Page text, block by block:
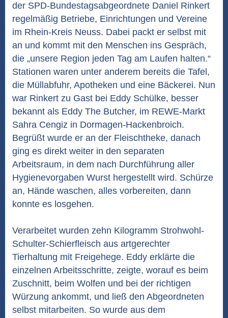
der SPD-Bundestagsabgeordnete Daniel Rinkert
regelmäßig Betriebe, Einrichtungen und Vereine
im Rhein-Kreis Neuss. Dabei packt er selbst mit
an und kommt mit den Menschen ins Gespräch,
die „unsere Region jeden Tag am Laufen halten.“
Stationen waren unter anderem bereits die Tafel,
die Müllabfuhr, Apotheken und eine Bäckerei. Nun
war Rinkert zu Gast bei Eddy Schülke, besser
bekannt als Eddy The Butcher, im REWE-Markt
Sahra Cengiz in Dormagen-Hackenbroich.
Begrüßt wurde er an der Fleischtheke, danach
ging es direkt weiter in den separaten
Arbeitsraum, in dem nach Durchführung aller
Hygienevorgaben Wurst hergestellt wird. Schürze
an, Hände waschen, alles vorbereiten, dann
konnte es losgehen.
Verarbeitet wurden zehn Kilogramm Strohwohl-
Schulter-Schierfleisch aus artgerechter
Tierhaltung mit Freigehege. Eddy erklärte die
einzelnen Arbeitsschritte, zeigte, worauf es beim
Zuschnitt, beim Wolfen und bei der richtigen
Würzung ankommt, und ließ den Abgeordneten
selbst mitarbeiten. So wurde aus dem